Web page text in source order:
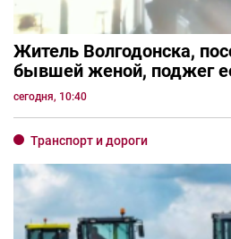
Житель Волгодонска,
бывшей женой, поджег
сегодня, 10:40
Транспорт и дороги